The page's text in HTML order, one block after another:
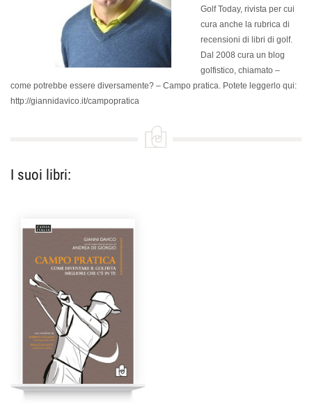
Golf Today, rivista per cui
cura anche la rubrica di
recensioni di libri di golf.
Dal 2008 cura un blog
golfistico, chiamato –
come potrebbe essere diversamente? – Campo pratica. Potete leggerlo qui:
http://giannidavico.it/campopratica
I suoi libri: